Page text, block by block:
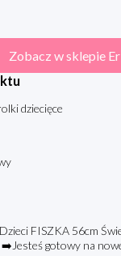
Zobacz w sklepie
dziecięce
FISZKA 56cm
➡️Jesteś gotowy na